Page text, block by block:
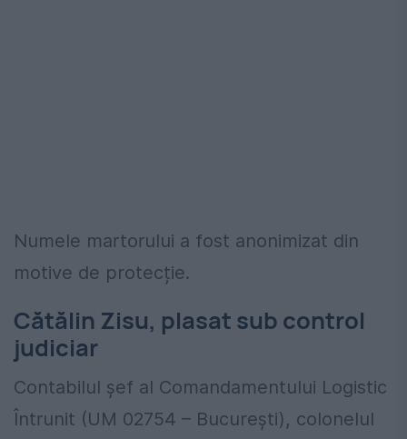
Numele martorului a fost anonimizat din
motive de protecție.
Cătălin Zisu, plasat sub control
judiciar
Contabilul șef al Comandamentului Logistic
Întrunit (UM 02754 – București), colonelul